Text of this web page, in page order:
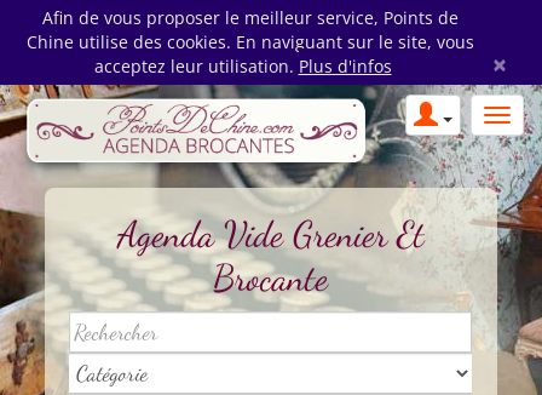
Afin de vous proposer le meilleur service, Points de
Chine utilise des cookies. En naviguant sur le site, vous
acceptez leur utilisation. Plus d'infos ×
Agenda Vide Grenier Et
Brocante